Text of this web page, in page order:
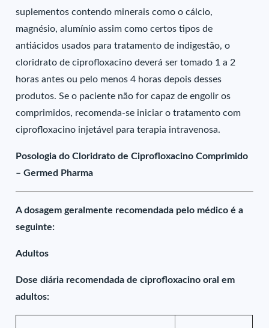
suplementos contendo minerais como o cálcio,
magnésio, alumínio assim como certos tipos de
antiácidos usados para tratamento de indigestão, o
cloridrato de ciprofloxacino deverá ser tomado 1 a 2
horas antes ou pelo menos 4 horas depois desses
produtos. Se o paciente não for capaz de engolir os
comprimidos, recomenda-se iniciar o tratamento com
ciprofloxacino injetável para terapia intravenosa.
Posologia do Cloridrato de Ciprofloxacino Comprimido
– Germed Pharma
A dosagem geralmente recomendada pelo médico é a
seguinte:
Adultos
Dose diária recomendada de ciprofloxacino oral em
adultos: